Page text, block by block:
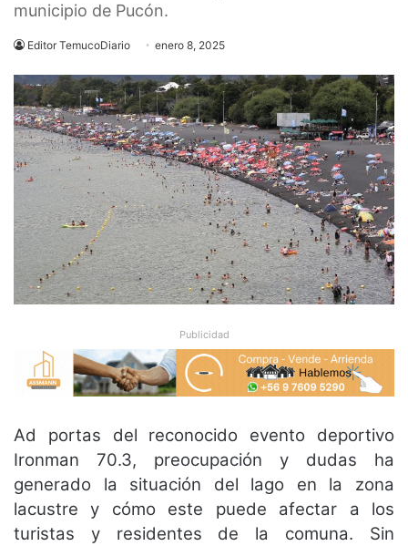
municipio de Pucón.
Editor TemucoDiario enero 8, 2025
Publicidad
Ad portas del reconocido evento deportivo
Ironman 70.3, preocupación y dudas ha
generado la situación del lago en la zona
lacustre y cómo este puede afectar a los
turistas y residentes de la comuna. Sin